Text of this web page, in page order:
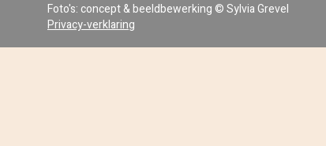
Foto's: concept & beeldbewerking © Sylvia Grevel
Privacy-verklaring